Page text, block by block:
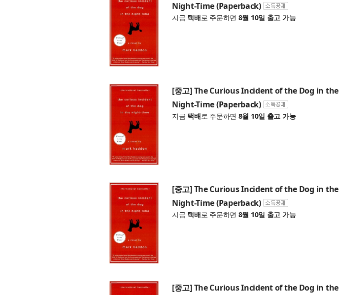
Night-Time (Paperback)
지금 택배로 주문하면 8월 10일 출고 가능
[중고] The Curious Incident of the Dog in the
Night-Time (Paperback)
지금 택배로 주문하면 8월 10일 출고 가능
[중고] The Curious Incident of the Dog in the
Night-Time (Paperback)
지금 택배로 주문하면 8월 10일 출고 가능
[중고] The Curious Incident of the Dog in the